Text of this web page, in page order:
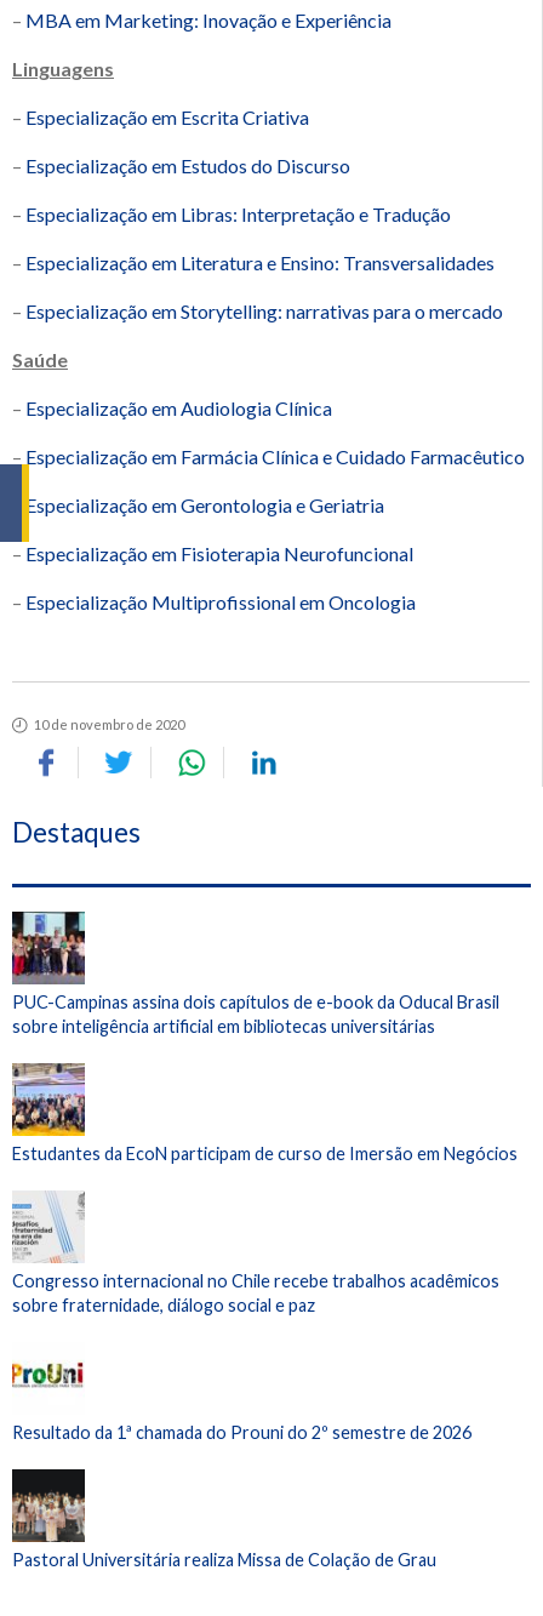
– MBA em Marketing: Inovação e Experiência
Linguagens
– Especialização em Escrita Criativa
– Especialização em Estudos do Discurso
– Especialização em Libras: Interpretação e Tradução
– Especialização em Literatura e Ensino: Transversalidades
– Especialização em Storytelling: narrativas para o mercado
Saúde
– Especialização em Audiologia Clínica
– Especialização em Farmácia Clínica e Cuidado Farmacêutico
Especialização em Gerontologia e Geriatria
– Especialização em Fisioterapia Neurofuncional
– Especialização Multiprofissional em Oncologia
10 de novembro de 2020
Destaques
PUC-Campinas assina dois capítulos de e-book da Oducal Brasil
sobre inteligência artificial em bibliotecas universitárias
Estudantes da EcoN participam de curso de Imersão em Negócios
Congresso internacional no Chile recebe trabalhos acadêmicos
sobre fraternidade, diálogo social e paz
Resultado da 1ª chamada do Prouni do 2º semestre de 2026
Pastoral Universitária realiza Missa de Colação de Grau